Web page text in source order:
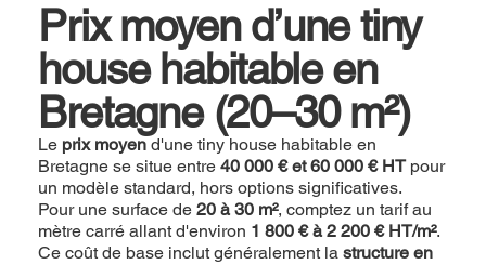
Prix moyen d’une tiny
house habitable en
Bretagne (20–30 m²)
Le prix moyen d'une tiny house habitable en
Bretagne se situe entre40 000 € et 60 000 € HTpour
un modèle standard, hors options significatives.
Pour une surface de20 à 30 m², comptez un tarif au
mètre carré allant d'environ 1 800 € à 2 200 € HT/m².
Ce coût de base inclut généralement lastructure en